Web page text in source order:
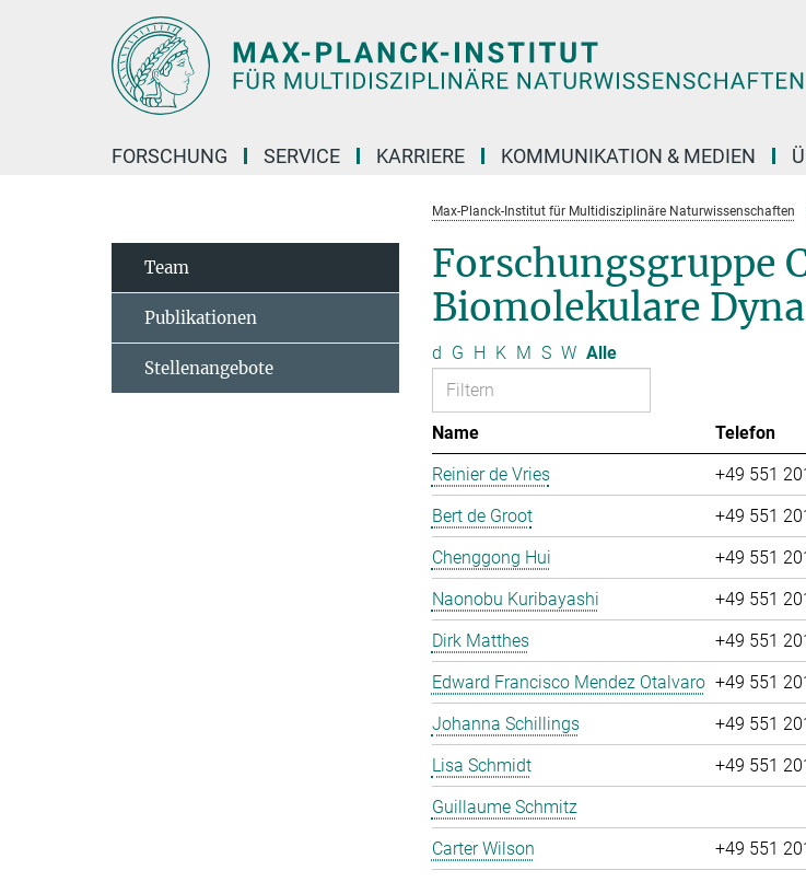
FORSCHUNG SERVICE KARRIERE KOMMUNIKATION & MEDIEN
Max-Planck-Institut für Multidisziplinäre Naturwissenschaften
Forschungsgruppe
Biomolekulare
d G H K M S W Alle
Name Telefon
Reinier de Vries
+49 551
Bert de Groot
+49 551
Chenggong Hui
+49 551
Naonobu Kuribayashi
+49 551
Dirk Matthes
+49 551
Edward Francisco Mendez Otalvaro +49 551
Johanna Schillings
+49 551
Lisa Schmidt
+49 551
Guillaume Schmitz
Carter Wilson
+49 551
Team
Publikationen
Stellenangebote